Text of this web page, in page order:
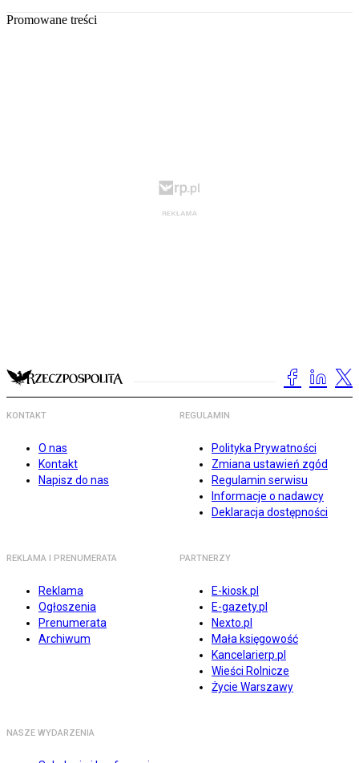
Promowane treści
KONTAKT
O nas
Kontakt
Napisz do nas
REGULAMIN
Polityka Prywatności
Zmiana ustawień zgód
Regulamin serwisu
Informacje o nadawcy
Deklaracja dostępności
REKLAMA I PRENUMERATA
Reklama
Ogłoszenia
Prenumerata
Archiwum
PARTNERZY
E-kiosk.pl
E-gazety.pl
Nexto.pl
Mała księgowość
Kancelarierp.pl
Wieści Rolnicze
Życie Warszawy
NASZE WYDARZENIA